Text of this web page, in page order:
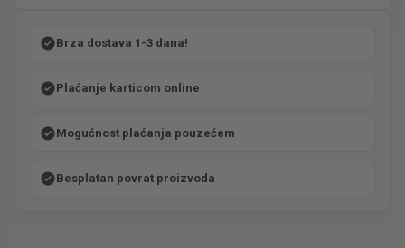
Brza dostava 1-3 dana!
Plaćanje karticom online
Mogućnost plaćanja pouzećem
Besplatan povrat proizvoda